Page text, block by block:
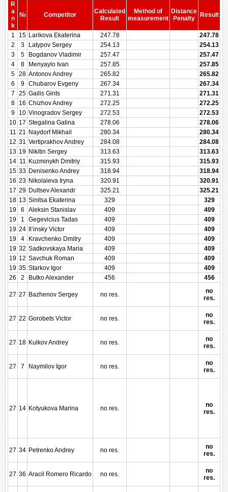
R
a
n
k
№ Competitor
Calculated
Result
Method of
measurement
Distance
Penalty
Result
1
15 Larikova Ekaterina 247.78
247.78
2
3 Latypov Sergey 254.13
254.13
3
5 Bogdanov Vladimir 257.47
257.47
4
8 Menyaylo Ivan 257.85
257.85
5
28 Antonov Andrey 265.82
265.82
6
9 Chubarov Evgeny 267.34
267.34
7
25 Gailis Gints 271.31
271.31
8
16 Chizhov Andrey 272.25
272.25
9
10 Vinogradov Sergey 272.53
272.53
10 17 Stegalina Galina 278.06
278.06
11 21 Naydorf Mikhail 280.34
280.34
12 31 Vertiprakhov Andrey 284.08
284.08
13 19 Nikitin Sergey 313.63
313.63
14 11 Kuzminykh Dmitriy 315.93
315.93
15 33 Denisenko Andrey 318.94
318.94
16 23 Nikolaieva Iryna 320.91
320.91
17 29 Dultsev Alexandr 325.21
325.21
18 13 Sinitsa Ekaterina 329
329
19
6 Aleksin Stanislav 409
409
19
1 Gegevicius Tadas 409
409
19 24 Il’insky Victor 409
409
19
4 Kravchenko Dmitry 409
409
19 32 Sadkovskaya Maria 409
409
19 12 Savchuk Roman 409
409
19 35 Starkov Igor 409
409
26
2 Butko Alexander 456 456
27 27 Bazhenov Sergey no res.
no
res.
27 22 Gorobets Victor no res.
no
res.
27 18 Kulkov Andrey no res.
no
res.
27 7 Naymilov Igor no res.
no
res.
27 14 Kotyukova Marina no res.
no
res.
27 34 Petrenko Andrey no res.
no
res.
27 36 Aracil Romero Ricardo no res.
no
res.